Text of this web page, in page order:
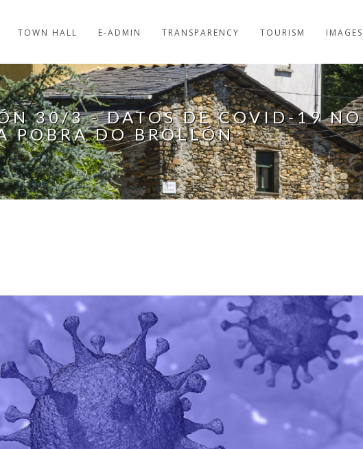
TOWN HALL E-ADMIN TRANSPARENCY TOURISM IMAGES
30/3 - DATOS DE COVID-19 NO
POBRA DO BROLLÓN